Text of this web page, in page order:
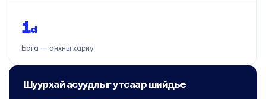
1d
Бага — анхны хариу
Шуурхай асуудлыг утсаар шийдье